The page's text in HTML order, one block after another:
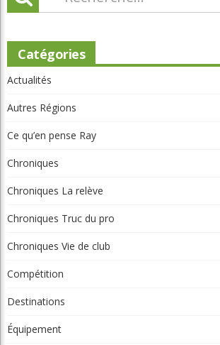
Catégories
Actualités
Autres Régions
Ce qu’en pense Ray
Chroniques
Chroniques La relève
Chroniques Truc du pro
Chroniques Vie de club
Compétition
Destinations
Équipement